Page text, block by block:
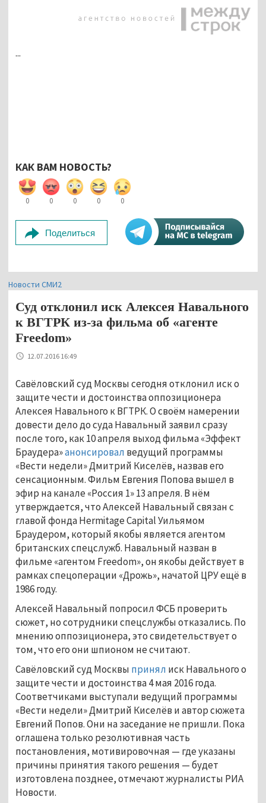
...
КАК ВАМ НОВОСТЬ?
0 0 0 0 0
Поделиться
Новости СМИ2
Суд отклонил иск Алексея Навального
к ВГТРК из-за фильма об «агенте
Freedom»
12.07.2016 16:49
Савёловский суд Москвы сегодня отклонил иск о
защите чести и достоинства оппозиционера
Алексея Навального к ВГТРК. О своём намерении
довести дело до суда Навальный заявил сразу
после того, как 10 апреля выход фильма «Эффект
Браудера»анонсировал ведущий программы
«Вести недели» Дмитрий Киселёв, назвав его
сенсационным. Фильм Евгения Попова вышел в
эфир на канале «Россия 1» 13 апреля. В нём
утверждается, что Алексей Навальный связан с
главой фонда Hermitage Capital Уильямом
Браудером, который якобы является агентом
британских спецслужб. Навальный назван в
фильме «агентом Freedom», он якобы действует в
рамках спецоперации «Дрожь», начатой ЦРУ ещё в
1986 году.
Алексей Навальный попросил ФСБ проверить
сюжет, но сотрудники спецслужбы отказались. По
мнению оппозиционера, это свидетельствует о
том, что его они шпионом не считают.
Савёловский суд Москвы принял иск Навального о
защите чести и достоинства 4 мая 2016 года.
Соответчиками выступали ведущий программы
«Вести недели» Дмитрий Киселёв и автор сюжета
Евгений Попов. Они на заседание не пришли. Пока
оглашена только резолютивная часть
постановления, мотивировочная — где указаны
причины принятия такого решения — будет
изготовлена позднее, отмечают журналисты РИА
Новости.